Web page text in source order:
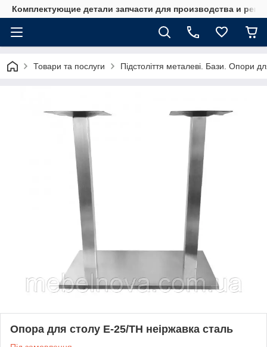
Комплектующие детали запчасти для производства и
Товари та послуги Підстоліття металеві. Бази. Опори
Опора для столу Е-25/ТН неіржавка сталь